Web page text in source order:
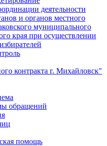
деятельности
и органов местного
муниципального
края при осуществлении
контракта г. Михайловск"
обращений
помощь